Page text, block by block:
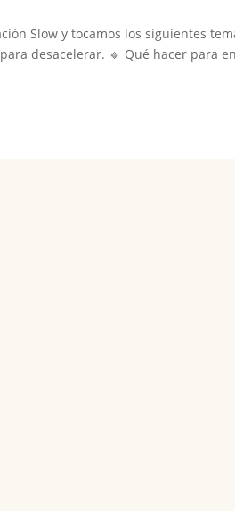
Slow y tocamos los siguientes
desacelerar. 🔹 Qué hacer para